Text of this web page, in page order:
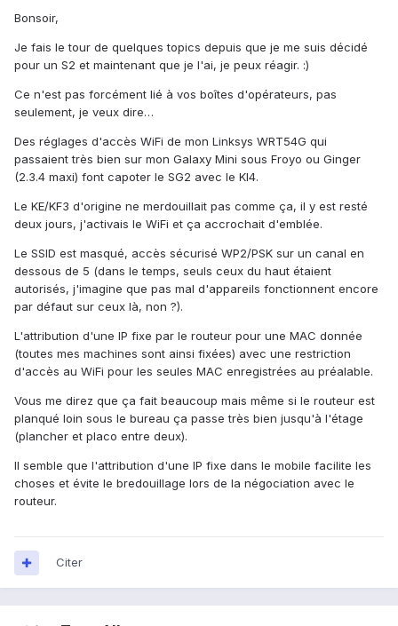
Bonsoir,
Je fais le tour de quelques topics depuis que je me suis décidé
pour un S2 et maintenant que je l'ai, je peux réagir. :)
Ce n'est pas forcément lié à vos boîtes d'opérateurs, pas
seulement, je veux dire…
Des réglages d'accès WiFi de mon Linksys WRT54G qui
passaient très bien sur mon Galaxy Mini sous Froyo ou Ginger
(2.3.4 maxi) font capoter le SG2 avec le KI4.
Le KE/KF3 d'origine ne merdouillait pas comme ça, il y est resté
deux jours, j'activais le WiFi et ça accrochait d'emblée.
Le SSID est masqué, accès sécurisé WP2/PSK sur un canal en
dessous de 5 (dans le temps, seuls ceux du haut étaient
autorisés, j'imagine que pas mal d'appareils fonctionnent encore
par défaut sur ceux là, non ?).
L'attribution d'une IP fixe par le routeur pour une MAC donnée
(toutes mes machines sont ainsi fixées) avec une restriction
d'accès au WiFi pour les seules MAC enregistrées au préalable.
Vous me direz que ça fait beaucoup mais même si le routeur est
planqué loin sous le bureau ça passe très bien jusqu'à l'étage
(plancher et placo entre deux).
Il semble que l'attribution d'une IP fixe dans le mobile facilite les
choses et évite le bredouillage lors de la négociation avec le
routeur.
Citer